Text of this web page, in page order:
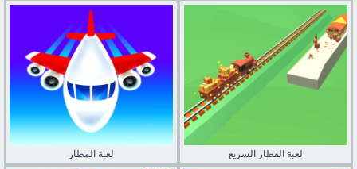
لعبة المطار لعبة القطار السريع